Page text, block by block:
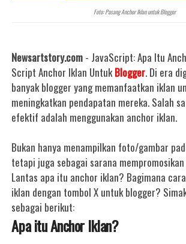
Foto: Pasang Anchor Iklan untuk Blogger
Newsartstory.com - JavaScript: Apa Itu
Script Anchor Iklan UntukBlogger. Di era
banyak blogger yang memanfaatkan iklan
meningkatkan pendapatan mereka. Salah
efektif adalah menggunakan anchor iklan.
Bukan hanya menampilkan foto/gambar
tetapi juga sebagai sarana
Lantas apa itu anchor iklan? Bagimana
iklan dengan tombol X untuk blogger?
sebagai berikut:
Apa itu Anchor Iklan?